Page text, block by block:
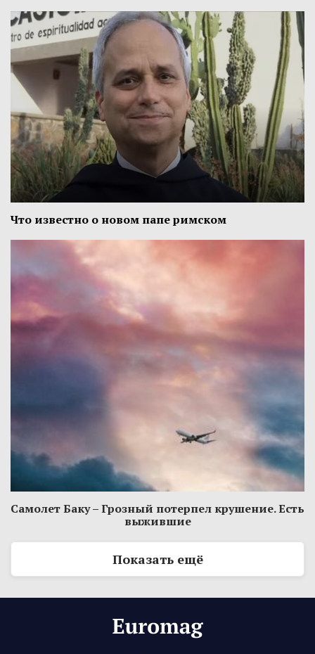
Что известно о новом папе римском
Самолет Баку – Грозный потерпел крушение. Есть
выжившие
Показать ещё